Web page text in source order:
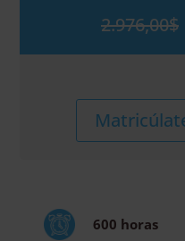
2.976,00$
Internacional
Diploma
600 horas